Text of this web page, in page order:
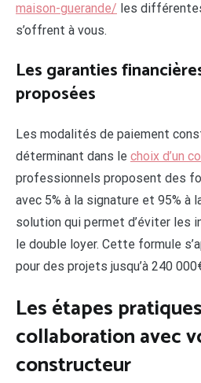
maison-guerande/ les
s’offrent à vous.
Les garanties
proposées
Les modalités de paiement
déterminant dans le choix d’un
professionnels proposent des
avec 5% à la signature et 95% à
solution qui permet d’éviter les
le double loyer. Cette formule
pour des projets jusqu’à 240
Les étapes
collaboration avec
constructeur